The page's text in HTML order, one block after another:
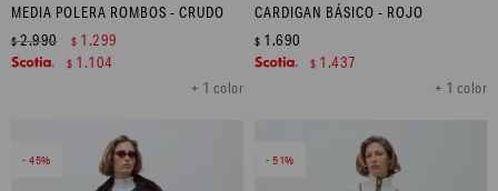
MEDIA POLERA ROMBOS - CRUDO
+ 1 color
$2.990 $ 1.299
$ 1.104
CARDIGAN BÁSICO - ROJO
+ 1 color
$ 1.690
$ 1.437
45 51